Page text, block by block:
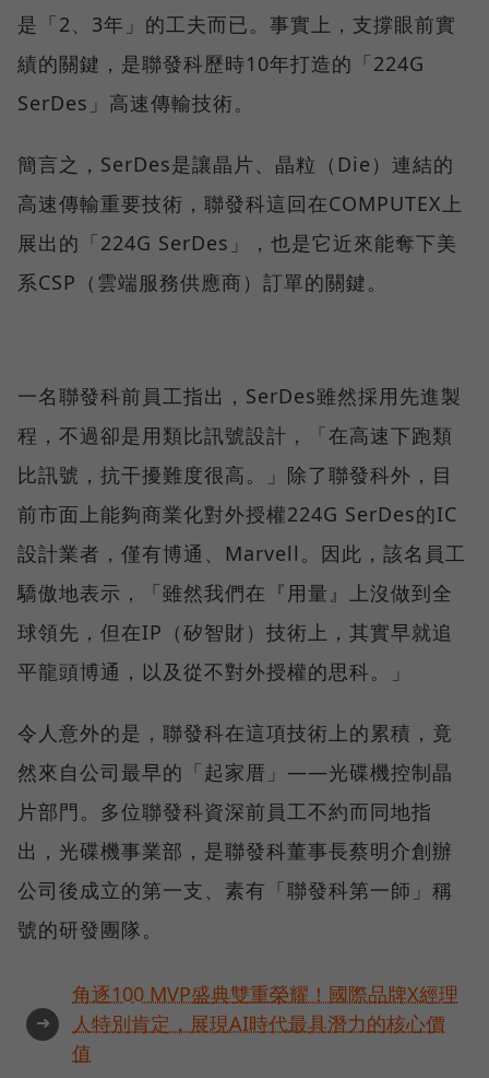
是「2、3年」的工夫而已。事實上，支撐眼前實
績的關鍵，是聯發科歷時10年打造的「224G
SerDes」高速傳輸技術。
簡言之，SerDes是讓晶片、晶粒（Die）連結的
高速傳輸重要技術，聯發科這回在COMPUTEX上
展出的「224G SerDes」，也是它近來能奪下美
系CSP（雲端服務供應商）訂單的關鍵。
一名聯發科前員工指出，SerDes雖然採用先進製
程，不過卻是用類比訊號設計，「在高速下跑類
比訊號，抗干擾難度很高。」除了聯發科外，目
前市面上能夠商業化對外授權224G SerDes的IC
設計業者，僅有博通、Marvell。因此，該名員工
驕傲地表示，「雖然我們在『用量』上沒做到全
球領先，但在IP（矽智財）技術上，其實早就追
平龍頭博通，以及從不對外授權的思科。」
令人意外的是，聯發科在這項技術上的累積，竟
然來自公司最早的「起家厝」——光碟機控制晶
片部門。多位聯發科資深前員工不約而同地指
出，光碟機事業部，是聯發科董事長蔡明介創辦
公司後成立的第一支、素有「聯發科第一師」稱
號的研發團隊。
➜
角逐100 MVP盛典雙重榮耀！國際品牌X經理
人特別肯定，展現AI時代最具潛力的核心價
值